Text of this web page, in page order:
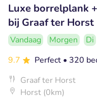
Luxe borrelplank
bij Graaf ter Horst
Vandaag Morgen Di
9.7
Perfect • 320
Graaf ter Horst
Horst (0km)